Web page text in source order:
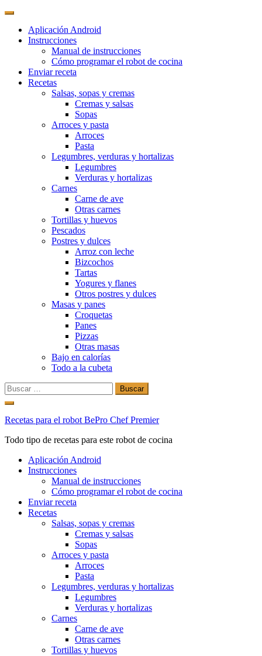
Aplicación Android
Instrucciones
Manual de instrucciones
Cómo programar el robot de cocina
Enviar receta
Recetas
Salsas, sopas y cremas
Cremas y salsas
Sopas
Arroces y pasta
Arroces
Pasta
Legumbres, verduras y hortalizas
Legumbres
Verduras y hortalizas
Carnes
Carne de ave
Otras carnes
Tortillas y huevos
Pescados
Postres y dulces
Arroz con leche
Bizcochos
Tartas
Yogures y flanes
Otros postres y dulces
Masas y panes
Croquetas
Panes
Pizzas
Otras masas
Bajo en calorías
Todo a la cubeta
Buscar:
Ir
contenido
Recetas para el robot BePro Chef Premier
Todo tipo de recetas para este robot de cocina
Aplicación Android
Instrucciones
Manual de instrucciones
Cómo programar el robot de cocina
Enviar receta
Recetas
Salsas, sopas y cremas
Cremas y salsas
Sopas
Arroces y pasta
Arroces
Pasta
Legumbres, verduras y hortalizas
Legumbres
Verduras y hortalizas
Carnes
Carne de ave
Otras carnes
Tortillas y huevos